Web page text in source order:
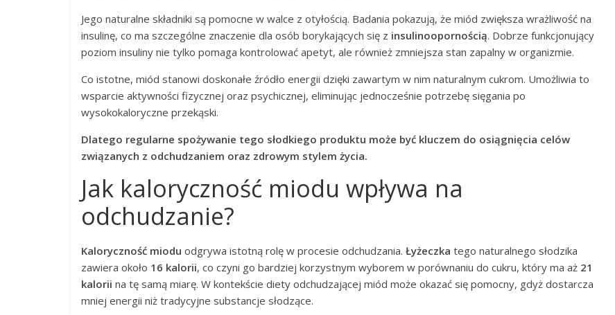
Jego naturalne składniki są pomocne w walce z otyłością. Badania pokazują, że miód zwiększa wrażliwość na
insulinę, co ma szczególne znaczenie dla osób borykających się z insulinoopornością. Dobrze funkcjonujący
poziom insuliny nie tylko pomaga kontrolować apetyt, ale również zmniejsza stan zapalny w organizmie.
Co istotne, miód stanowi doskonałe źródło energii dzięki zawartym w nim naturalnym cukrom. Umożliwia to
wsparcie aktywności fizycznej oraz psychicznej, eliminując jednocześnie potrzebę sięgania po
wysokokaloryczne przekąski.
Dlatego regularne spożywanie tego słodkiego produktu może być kluczem do osiągnięcia celów
związanych z odchudzaniem oraz zdrowym stylem życia.
Jak kaloryczność miodu wpływa na
odchudzanie?
Kaloryczność miodu odgrywa istotną rolę w procesie odchudzania. Łyżeczka tego naturalnego słodzika
zawiera około 16 kalorii, co czyni go bardziej korzystnym wyborem w porównaniu do cukru, który ma aż 21
kalorii na tę samą miarę. W kontekście diety odchudzającej miód może okazać się pomocny, gdyż dostarcza
mniej energii niż tradycyjne substancje słodzące.